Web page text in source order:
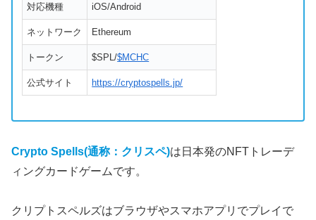
対応機種 iOS/Android
ネットワーク Ethereum
トークン $SPL/$MCHC
公式サイト https://cryptospells.jp/
Crypto Spells(通称：クリスペ)は日本発のNFTトレーデ
ィングカードゲームです。
クリプトスペルズはブラウザやスマホアプリでプレイで